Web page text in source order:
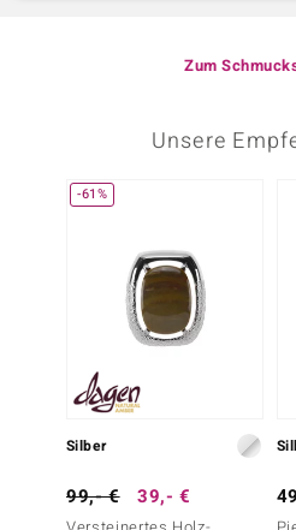
Zum
Unsere
-61%
Silber
99,- € 39,- €